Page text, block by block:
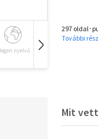
nyelvű Hangoskönyv
297 oldal･
További
Mit